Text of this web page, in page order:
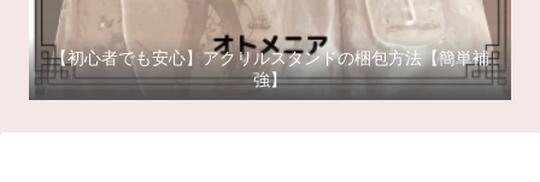
【初心者でも安心】アクリルスタンドの梱包方法【簡単補
強】